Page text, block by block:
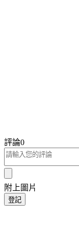
評論0
附上圖片
登記